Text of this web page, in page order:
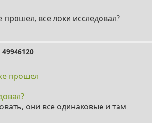
прошел, все локи исследовал?
49946120
прошел
они все одинаковые и там